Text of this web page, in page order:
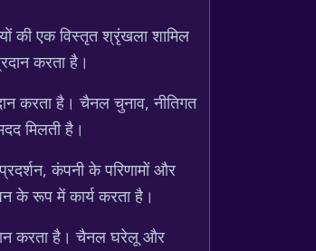
की एक विस्तृत श्रृंखला शामिल
करता है।
करता है। चैनल चुनाव, नीतिगत
मिलती है।
कंपनी के परिणामों और
के रूप में कार्य करता है।
करता है। चैनल घरेलू और